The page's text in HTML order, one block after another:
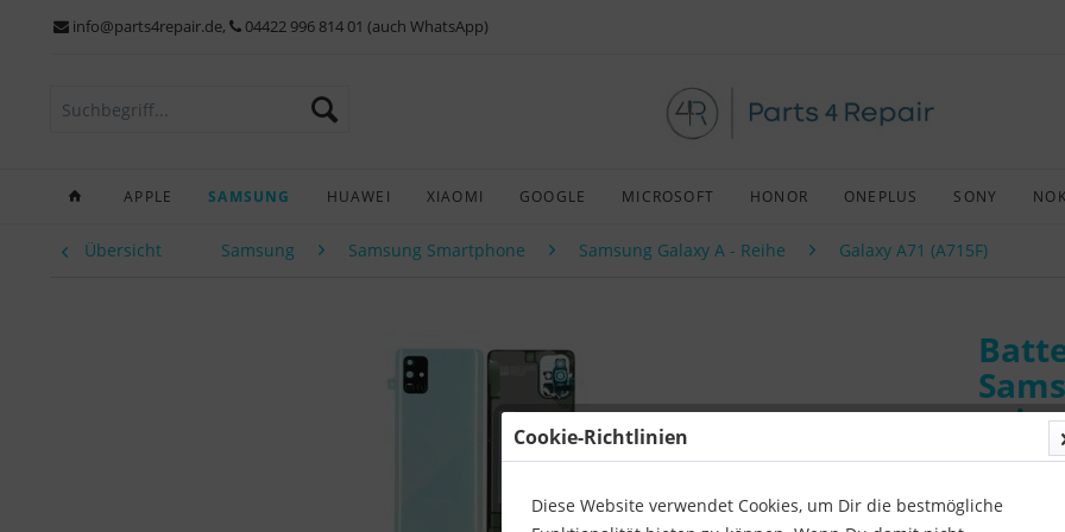
info@parts4repair.de, 04422 996 814 01 (auch WhatsApp)
APPLE SAMSUNG HUAWEI XIAOMI GOOGLE MICROSOFT HONOR ONEPLUS SONY
Übersicht Samsung Samsung Smartphone Samsung Galaxy A - Reihe Galaxy A71 (A715F)
Cookie-Richtlinien
Diese Website verwendet Cookies, um Dir die bestmögliche